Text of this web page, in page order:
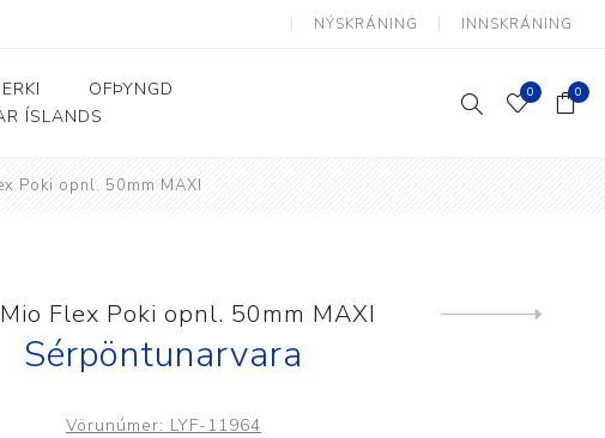
NÝSKRÁNING INNSKRÁNING
Þjálfun og endurhæfing Hjálpartæki
Smáhjálpartæki
Vinnuborð og sérhæfðir
OFÞYNGD
ÍSLANDS
0 0
Poki opnl. 50mm MAXI
Flex Poki opnl. 50mm MAXI
Sérpöntunarvara
Vörunúmer: LYF-11964